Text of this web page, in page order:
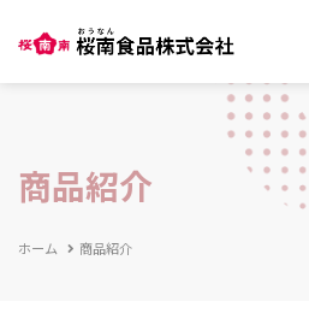
商品紹介
ホーム 商品紹介